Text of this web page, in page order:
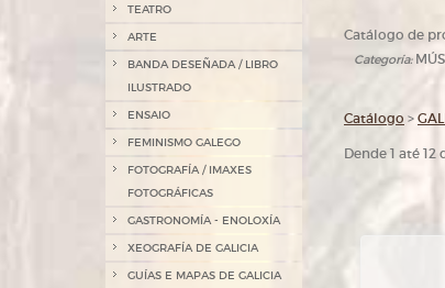
TEATRO
ARTE
BANDA DESEÑADA / LIBRO
ILUSTRADO
ENSAIO
FEMINISMO GALEGO
FOTOGRAFÍA / IMAXES
FOTOGRÁFICAS
GASTRONOMÍA - ENOLOXÍA
XEOGRAFÍA DE GALICIA
GUÍAS E MAPAS DE GALICIA
Catálogo de
Categoría:
Catálogo >
Dende 1 até 12